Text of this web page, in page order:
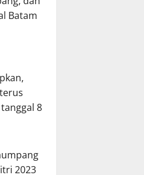
Batam
8
2023